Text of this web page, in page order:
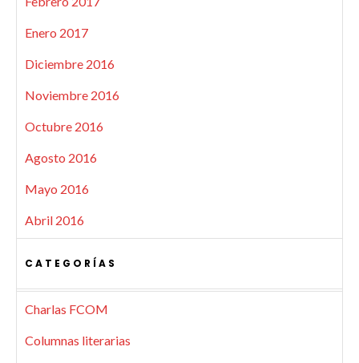
Enero 2017
Diciembre 2016
Noviembre 2016
Octubre 2016
Agosto 2016
Mayo 2016
Abril 2016
CATEGORÍAS
Charlas FCOM
Columnas literarias